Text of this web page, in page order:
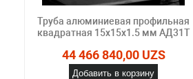
Труба алюминиевая профильная
квадратная 15х15х1.5 мм АД31Т
44 466 840,00 UZS
Добавить в корзину